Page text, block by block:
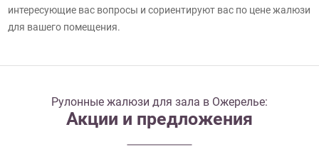
интересующие вас вопросы и сориентируют вас по цене жалюзи
для вашего помещения.
Рулонные жалюзи для зала в Ожерелье:
Акции и предложения